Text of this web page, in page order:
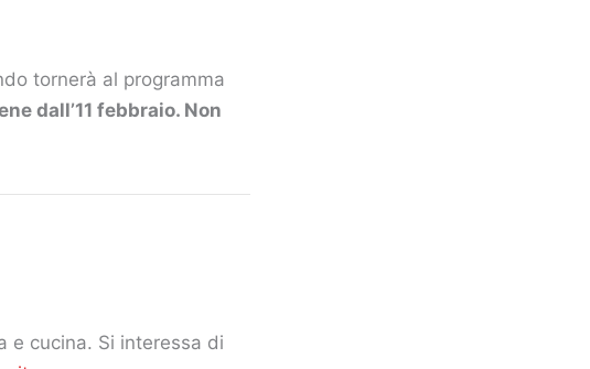
tornerà al programma
dall’11 febbraio. Non
e cucina. Si interessa di